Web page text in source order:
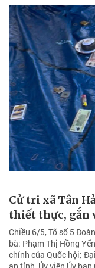
Cử tri xã Tân
thiết thực, gắn
Chiều 6/5, Tổ số 5
bà: Phạm Thị Hồng
chính của Quốc hội;